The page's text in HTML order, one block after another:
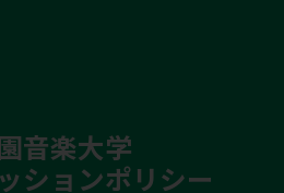
音楽大学
ションポリシー